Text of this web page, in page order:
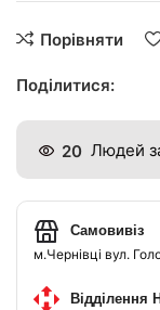
Порівняти
Поділитися:
20 Людей
Самовивіз
м.Чернівці вул.
Відділення